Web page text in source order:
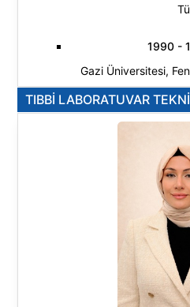
1990 -
Gazi Üniversitesi,
Araştırma
Fizik
TIBBİ LABORATUVAR